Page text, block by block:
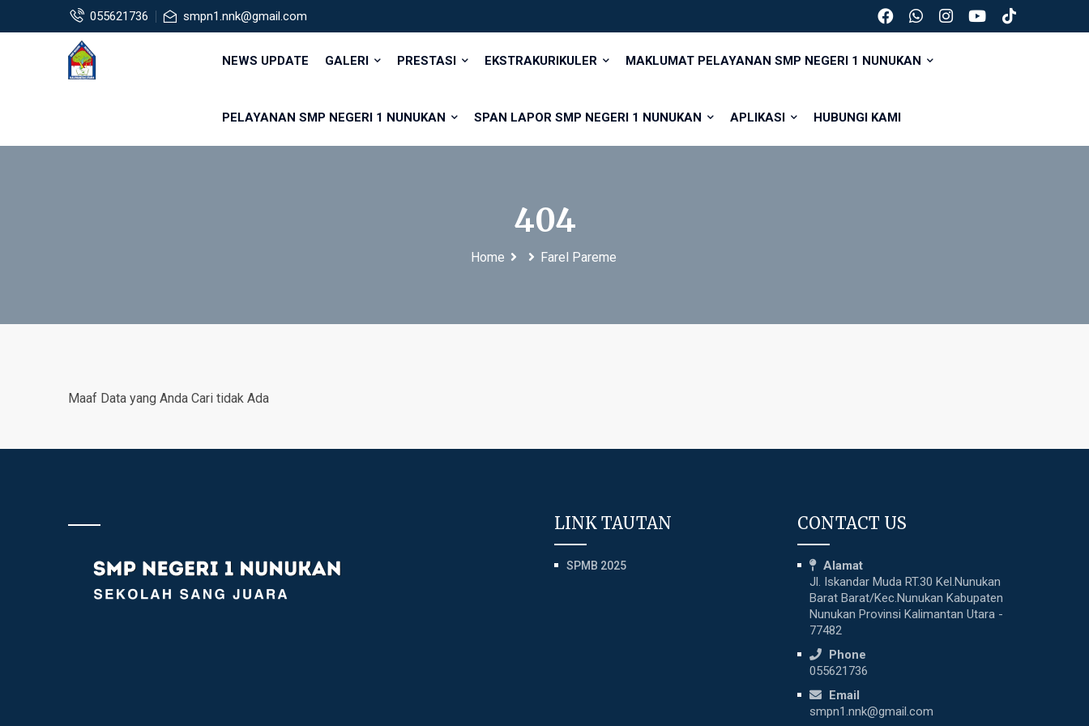
055621736 smpn1.nnk@gmail.com
NEWS UPDATE GALERI PRESTASI EKSTRAKURIKULER MAKLUMAT PELAYANAN SMP NEGERI 1 NUNUKAN
PELAYANAN SMP NEGERI 1 NUNUKAN SPAN LAPOR SMP NEGERI 1 NUNUKAN APLIKASI HUBUNGI KAMI
404
Home Farel Pareme
Maaf Data yang Anda Cari tidak Ada
LINK TAUTAN
SPMB 2025
CONTACT US
Alamat
Jl. Iskandar Muda RT.30 Kel.Nunukan
Barat Barat/Kec.Nunukan Kabupaten
Nunukan Provinsi Kalimantan Utara -
77482
Phone
055621736
Email
smpn1.nnk@gmail.com